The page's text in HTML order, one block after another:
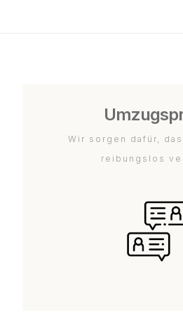
Wir sorgen dafür,
reibungslos